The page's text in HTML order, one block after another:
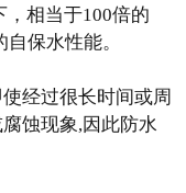
，相当于100倍的
保水性能。
经过很长时间或周
蚀现象,因此防水